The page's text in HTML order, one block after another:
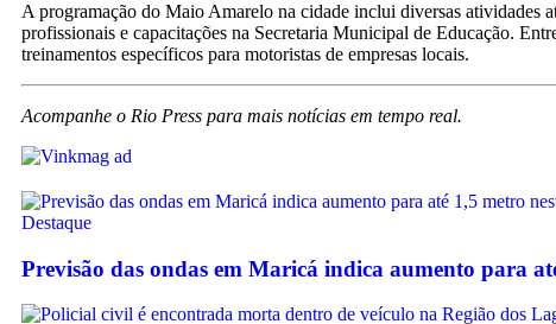
A programação do Maio Amarelo na cidade inclui diversas atividades
profissionais e capacitações na Secretaria Municipal de Educação.
treinamentos específicos para motoristas de empresas locais.
Acompanhe o Rio Press para mais notícias em tempo real.
Destaque
Previsão das ondas em Maricá indica aumento para